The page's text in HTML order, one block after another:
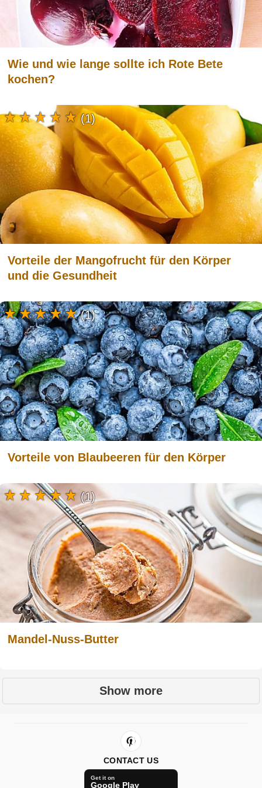
Wie und wie lange sollte ich Rote Bete
kochen?
Vorteile der Mangofrucht für den Körper
und die Gesundheit
(1)
Vorteile von Blaubeeren für den Körper
(1)
Mandel-Nuss-Butter
(1)
Show more
CONTACT US
Get it on
Google Play